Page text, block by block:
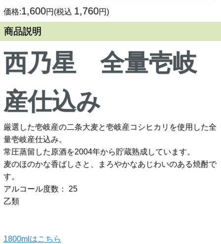
価格:1,600円(税込 1,760円)
商品説明
西乃星 全量壱岐
産仕込み
厳選した壱岐産の二条大麦と壱岐産コシヒカリを使用した全
量壱岐産仕込み。
常圧蒸留した原酒を2004年から貯蔵熟成しています。
麦のほのかな香ばしさと、まろやかなあじわいのある焼酎で
す。
アルコール度数： 25
乙類
1800mlはこちら